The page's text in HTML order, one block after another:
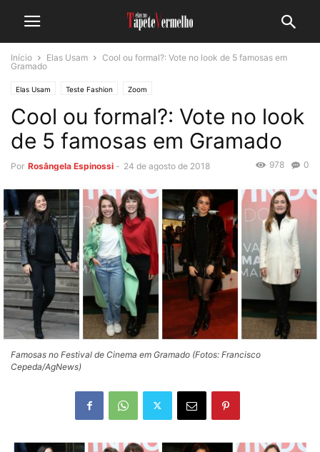
Início Elas Usam
Cool ou formal?: Vote no look de 5 famosas em
Gramado
Elas Usam Teste Fashion Zoom
Cool ou formal?: Vote no look
de 5 famosas em Gramado
Por Rosângela Espinossi - 24 de agosto de 2018 0
978
Famosas no Festival de Cinema em Gramado (Fotos: Francisco
Cepeda/AgNews)